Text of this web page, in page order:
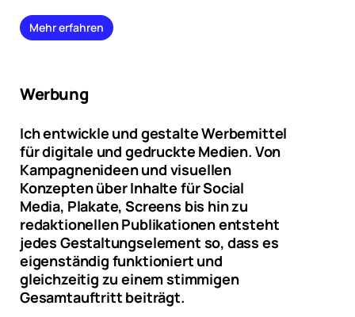
Mehr erfahren
Werbung
Ich entwickle und gestalte Werbemittel
für digitale und gedruckte Medien. Von
Kampagnenideen und visuellen
Konzepten über Inhalte für Social
Media, Plakate, Screens bis hin zu
redaktionellen Publikationen entsteht
jedes Gestaltungselement so, dass es
eigenständig funktioniert und
gleichzeitig zu einem stimmigen
Gesamtauftritt beiträgt.